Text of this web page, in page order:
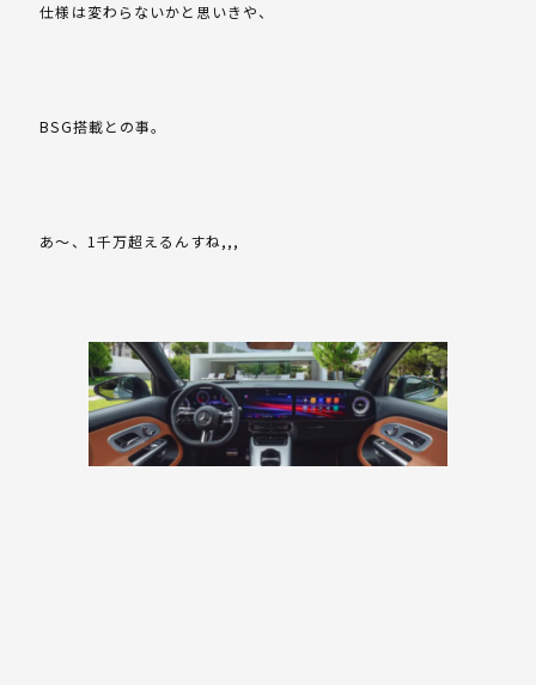
仕様は変わらないかと思いきや、
BSG搭載との事。
あ～、1千万超えるんすね,,,